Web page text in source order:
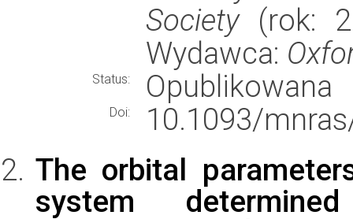
Society(rok:
Wydawca:
Status: Opublikowana
Doi:
10.1093/
The orbital
system